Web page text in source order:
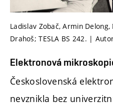
Ladislav Zobač, Armin
Drahoš; TESLA BS 242. |
Elektronová
Československá
nevznikla bez